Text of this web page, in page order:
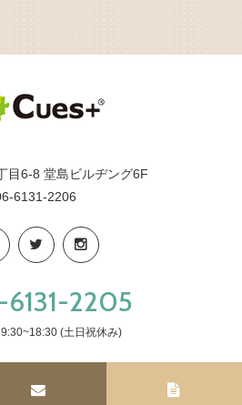
目6-8 堂島ビルヂング6F
6131-2206
2205
(土日祝休み)